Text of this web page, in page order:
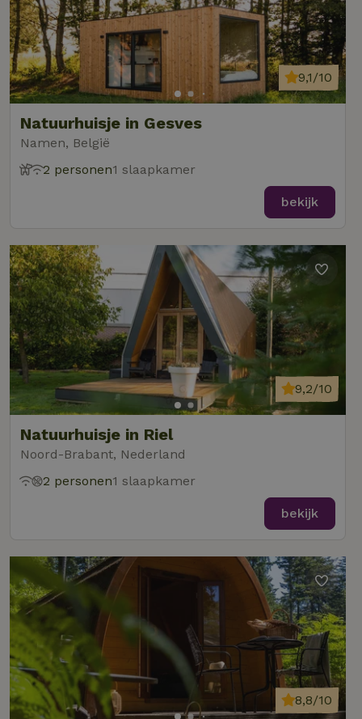
Natuurhuisje in Gesves
Namen, België
9,1/10
2 personen1 slaapkamer
bekijk
Natuurhuisje in Riel
Noord-Brabant, Nederland
9,2/10
2 personen1 slaapkamer
bekijk
8,8/10